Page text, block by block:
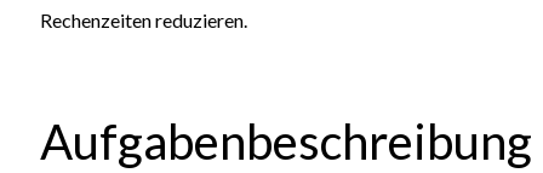
Rechenzeiten reduzieren.
Aufgabenbeschreibung